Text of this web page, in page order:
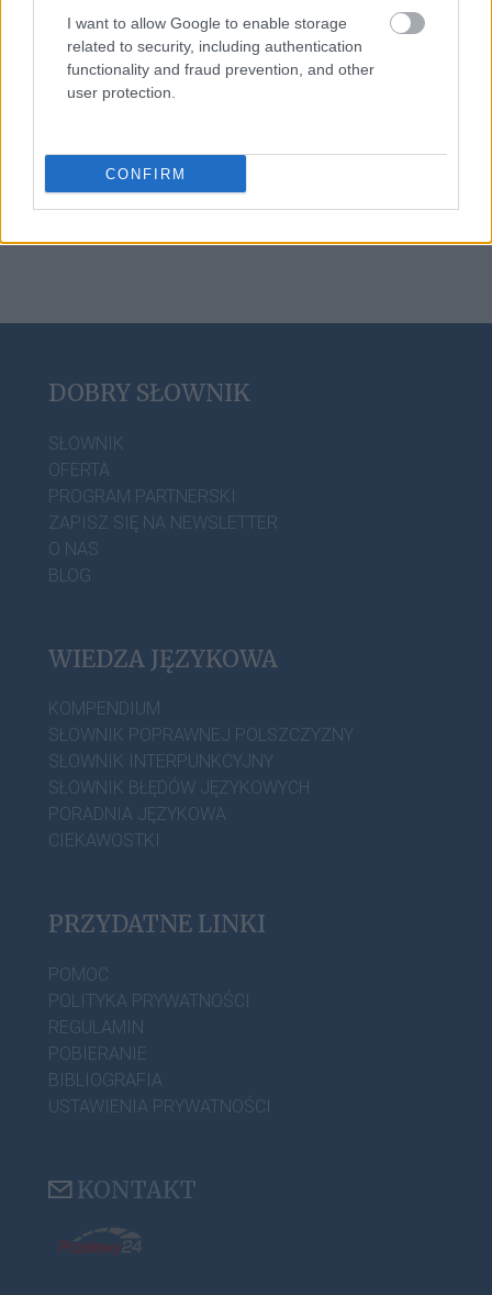
I want to allow Google to enable storage
related to security, including authentication
functionality and fraud prevention, and other
user protection.
CONFIRM
pasterka
DOBRY SŁOWNIK
SŁOWNIK
OFERTA
PROGRAM PARTNERSKI
ZAPISZ SIĘ NA NEWSLETTER
O NAS
BLOG
WIEDZA JĘZYKOWA
KOMPENDIUM
SŁOWNIK POPRAWNEJ POLSZCZYZNY
SŁOWNIK INTERPUNKCYJNY
SŁOWNIK BŁĘDÓW JĘZYKOWYCH
PORADNIA JĘZYKOWA
CIEKAWOSTKI
PRZYDATNE LINKI
POMOC
POLITYKA PRYWATNOŚCI
REGULAMIN
POBIERANIE
BIBLIOGRAFIA
USTAWIENIA PRYWATNOŚCI
KONTAKT